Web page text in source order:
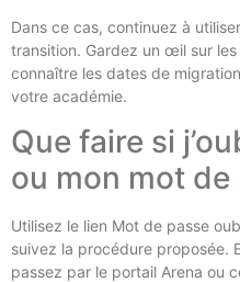
Dans ce cas, continuez à
transition. Gardez un œil sur
connaître les dates de
votre académie.
Que faire si
ou mon mot de
Utilisez le lien Mot de passe
suivez la procédure proposée.
passez par le portail Arena ou